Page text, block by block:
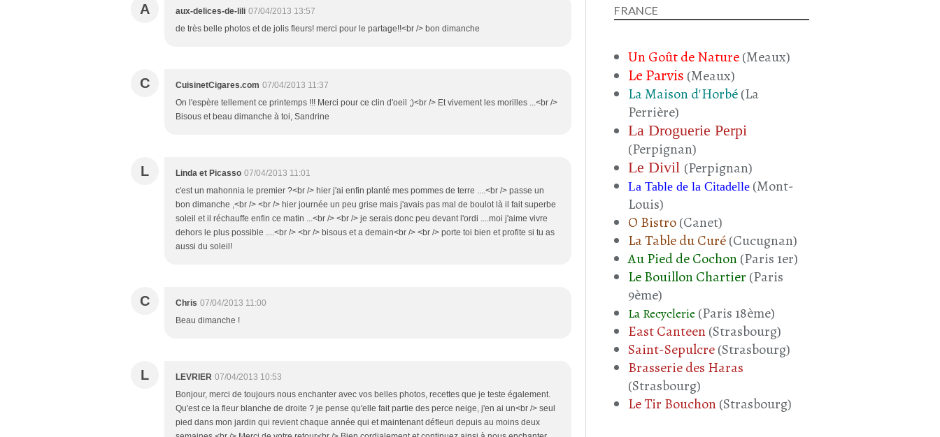
A aux-delices-de-lili 07/04/2013 13:57
de très belle photos et de jolis fleurs! merci pour le partage!!<br /> bon dimanche
C CuisinetCigares.com 07/04/2013 11:37
On l'espère tellement ce printemps !!! Merci pour ce clin d'oeil ;)<br /> Et vivement les morilles ...<br />
Bisous et beau dimanche à toi, Sandrine
L Linda et Picasso 07/04/2013 11:01
c'est un mahonnia le premier ?<br /> hier j'ai enfin planté mes pommes de terre ....<br /> passe un
bon dimanche ,<br /> <br /> hier journée un peu grise mais j'avais pas mal de boulot là il fait superbe
soleil et il réchauffe enfin ce matin ...<br /> <br /> je serais donc peu devant l'ordi ....moi j'aime vivre
dehors le plus possible ....<br /> <br /> bisous et a demain<br /> <br /> porte toi bien et profite si tu as
aussi du soleil!
C Chris 07/04/2013 11:00
Beau dimanche !
L LEVRIER 07/04/2013 10:53
Bonjour, merci de toujours nous enchanter avec vos belles photos, recettes que je teste également.
Qu'est ce la fleur blanche de droite ? je pense qu'elle fait partie des perce neige, j'en ai un<br /> seul
pied dans mon jardin qui revient chaque année qui et maintenant défleuri depuis au moins deux
FRANCE
Un Goût de Nature(Meaux)
Le Parvis (Meaux)
La Maison d'Horbé(La
Perrière)
La Droguerie Perpi
(Perpignan)
Le Divil (Perpignan)
La Table de la Citadelle (Mont-
Louis)
O Bistro(Canet)
La Table du Curé(Cucugnan)
Au Pied de Cochon(Paris 1er)
Le Bouillon Chartier (Paris
9ème)
La Recyclerie (Paris 18ème)
East Canteen(Strasbourg)
Saint-Sepulcre(Strasbourg)
Brasserie des Haras
(Strasbourg)
Le Tir Bouchon(Strasbourg)